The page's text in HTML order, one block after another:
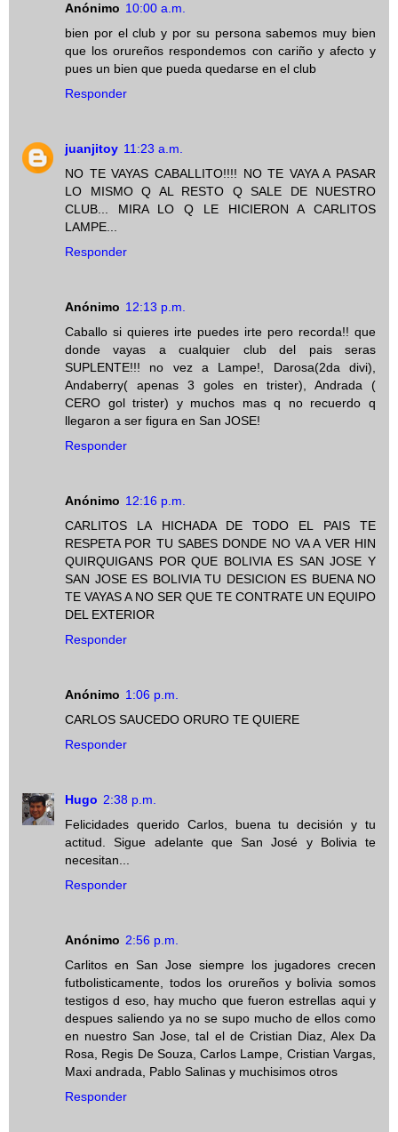
Anónimo 10:00 a.m.
bien por el club y por su persona sabemos muy bien
que los orureños respondemos con cariño y afecto y
pues un bien que pueda quedarse en el club
Responder
juanjitoy 11:23 a.m.
NO TE VAYAS CABALLITO!!!! NO TE VAYA A PASAR
LO MISMO Q AL RESTO Q SALE DE NUESTRO
CLUB... MIRA LO Q LE HICIERON A CARLITOS
LAMPE...
Responder
Anónimo 12:13 p.m.
Caballo si quieres irte puedes irte pero recorda!! que
donde vayas a cualquier club del pais seras
SUPLENTE!!! no vez a Lampe!, Darosa(2da divi),
Andaberry( apenas 3 goles en trister), Andrada (
CERO gol trister) y muchos mas q no recuerdo q
llegaron a ser figura en San JOSE!
Responder
Anónimo 12:16 p.m.
CARLITOS LA HICHADA DE TODO EL PAIS TE
RESPETA POR TU SABES DONDE NO VA A VER HIN
QUIRQUIGANS POR QUE BOLIVIA ES SAN JOSE Y
SAN JOSE ES BOLIVIA TU DESICION ES BUENA NO
TE VAYAS A NO SER QUE TE CONTRATE UN EQUIPO
DEL EXTERIOR
Responder
Anónimo 1:06 p.m.
CARLOS SAUCEDO ORURO TE QUIERE
Responder
Hugo 2:38 p.m.
Felicidades querido Carlos, buena tu decisión y tu
actitud. Sigue adelante que San José y Bolivia te
necesitan...
Responder
Anónimo 2:56 p.m.
Carlitos en San Jose siempre los jugadores crecen
futbolisticamente, todos los orureños y bolivia somos
testigos d eso, hay mucho que fueron estrellas aqui y
despues saliendo ya no se supo mucho de ellos como
en nuestro San Jose, tal el de Cristian Diaz, Alex Da
Rosa, Regis De Souza, Carlos Lampe, Cristian Vargas,
Maxi andrada, Pablo Salinas y muchisimos otros
Responder